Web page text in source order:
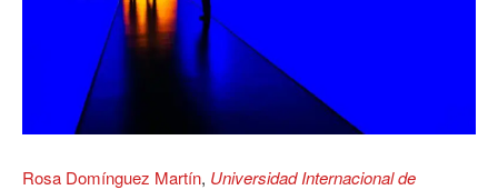
Rosa Domínguez Martín, Universidad Internacional de